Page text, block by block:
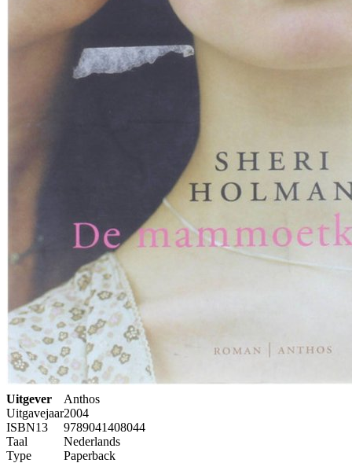
Uitgever
Anthos
Uitgavejaar2004
ISBN13
9789041408044
Taal
Nederlands
Type
Paperback